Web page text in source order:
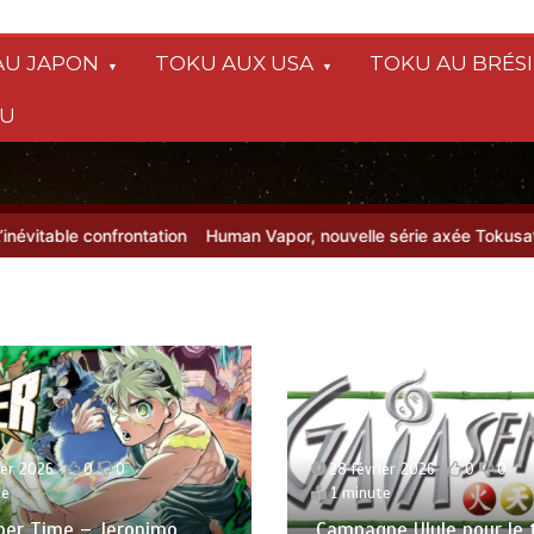
JAPON TOKU AUX USA TOKU AU
Human Vapor, nouvelle série axée Tokusatsu, sur
2026 0
0
10 juillet 2026 0 0